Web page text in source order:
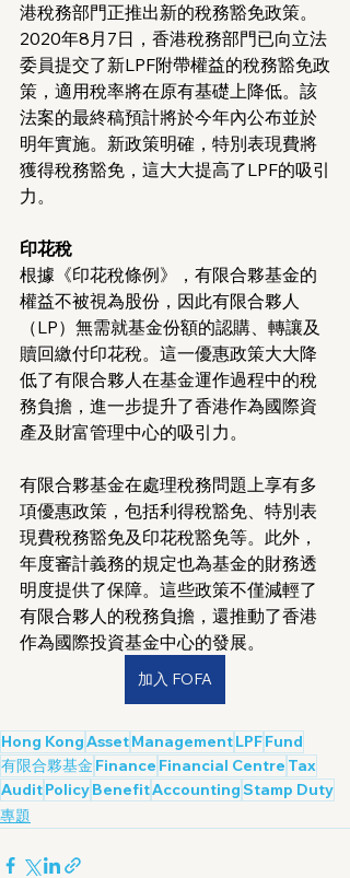
港稅務部門正推出新的稅務豁免政策。
2020年8月7日，香港稅務部門已向立法
委員提交了新LPF附帶權益的稅務豁免政
策，適用稅率將在原有基礎上降低。該
法案的最終稿預計將於今年內公布並於
明年實施。新政策明確，特別表現費將
獲得稅務豁免，這大大提高了LPF的吸引
力。
印花稅
根據《印花稅條例》，有限合夥基金的
權益不被視為股份，因此有限合夥人
（LP）無需就基金份額的認購、轉讓及
贖回繳付印花稅。這一優惠政策大大降
低了有限合夥人在基金運作過程中的稅
務負擔，進一步提升了香港作為國際資
產及財富管理中心的吸引力。
有限合夥基金在處理稅務問題上享有多
項優惠政策，包括利得稅豁免、特別表
現費稅務豁免及印花稅豁免等。此外，
年度審計義務的規定也為基金的財務透
明度提供了保障。這些政策不僅減輕了
有限合夥人的稅務負擔，還推動了香港
作為國際投資基金中心的發展。
加入 FOFA
Hong KongAssetManagementLPFFund
有限合夥基金 Finance Financial Centre Tax
AuditPolicyBenefitAccountingStamp Duty
專題